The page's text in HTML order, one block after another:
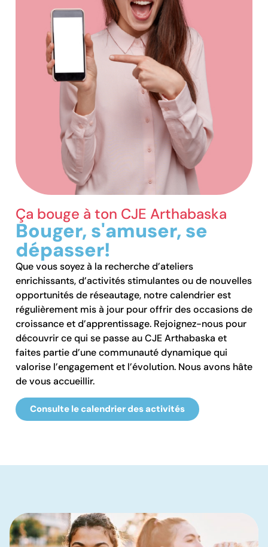
Ça bouge à ton CJE Arthabaska
Bouger, s'amuser, se
dépasser!
Que vous soyez à la recherche d’ateliers
enrichissants, d’activités stimulantes ou de nouvelles
opportunités de réseautage, notre calendrier est
régulièrement mis à jour pour offrir des occasions de
croissance et d’apprentissage. Rejoignez-nous pour
découvrir ce qui se passe au CJE Arthabaska et
faites partie d’une communauté dynamique qui
valorise l’engagement et l’évolution. Nous avons hâte
de vous accueillir.
Consulte le calendrier des activités